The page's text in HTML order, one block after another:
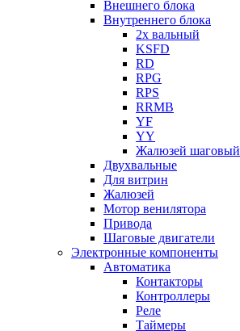
Внешнего блока
Внутреннего блока
2х вальный
KSFD
RD
RPG
RPS
RRMB
YF
YY
Жалюзей шаговый
Двухвальные
Для витрин
Жалюзей
Мотор венилятора
Привода
Шаговые двигатели
Электронные компоненты
Автоматика
Контакторы
Контроллеры
Реле
Таймеры